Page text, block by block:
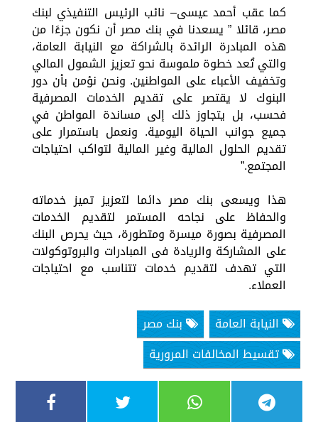
كما عقب أحمد عيسى– نائب الرئيس التنفيذي لبنك
مصر، قائلا ” يسعدنا في بنك مصر أن نكون جزءًا من
هذه المبادرة الرائدة بالشراكة مع النيابة العامة،
والتي تُعد خطوة ملموسة نحو تعزيز الشمول المالي
وتخفيف الأعباء على المواطنين. ونحن نؤمن بأن دور
البنوك لا يقتصر على تقديم الخدمات المصرفية
فحسب، بل يتجاوز ذلك إلى مساندة المواطن في
جميع جوانب الحياة اليومية. ونعمل باستمرار على
تقديم الحلول المالية وغير المالية لتواكب احتياجات
المجتمع.”
هذا ويسعى بنك مصر دائما لتعزيز تميز خدماته
والحفاظ على نجاحه المستمر لتقديم الخدمات
المصرفية بصورة ميسرة ومتطورة، حيث يحرص البنك
على المشاركة والريادة فى المبادرات والبروتوكولات
التي تهدف لتقديم خدمات تتناسب مع احتياجات
العملاء.
النيابة العامة
بنك مصر
تقسيط المخالفات المرورية